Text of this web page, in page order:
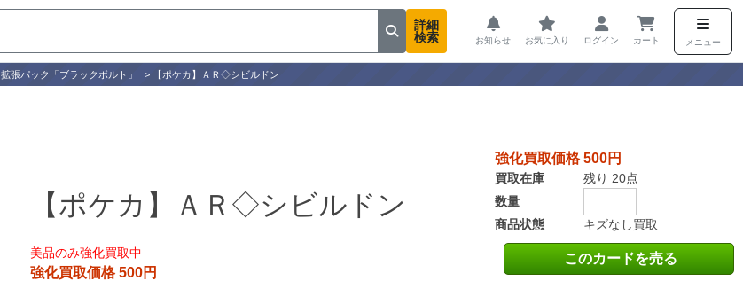
詳細
検索
お知らせ お気に入り ログイン カート メニュー
拡張パック「ブラックボルト」 > 【ポケカ】ＡＲ◇シビルドン
【ポケカ】ＡＲ◇シビルドン
美品のみ強化買取中
強化買取価格 500円
強化買取価格 500円
商品状態 キズなし買取
買取在庫
残り 20点
数量
このカードを売る